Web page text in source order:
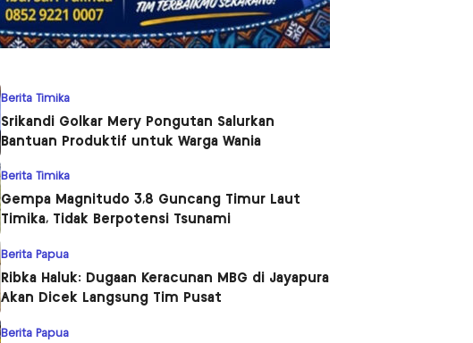
Berita Timika
Srikandi Golkar Mery Pongutan Salurkan
Bantuan Produktif untuk Warga Wania
Berita Timika
Gempa Magnitudo 3,8 Guncang Timur Laut
Timika, Tidak Berpotensi Tsunami
Berita Papua
Ribka Haluk: Dugaan Keracunan MBG di Jayapura
Akan Dicek Langsung Tim Pusat
Berita Papua